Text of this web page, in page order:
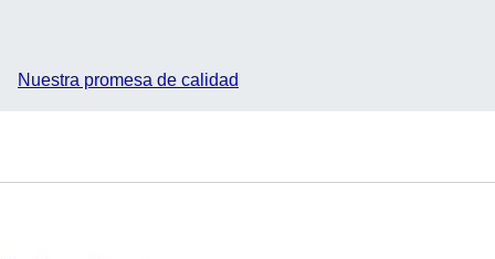
Nuestra promesa de calidad